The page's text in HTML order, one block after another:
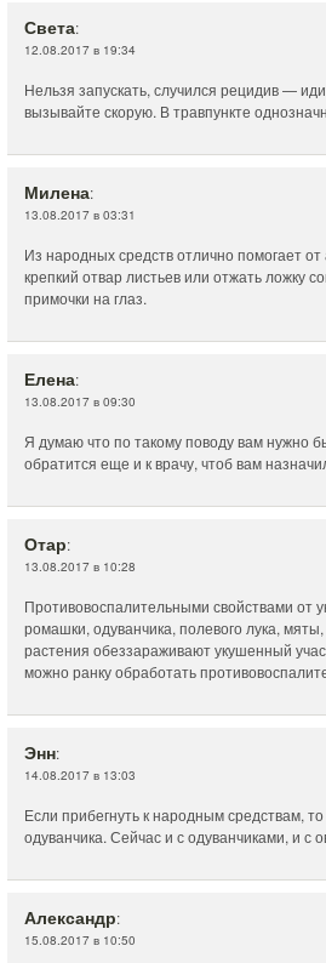
Света:
12.08.2017 в 19:34
Нельзя запускать, случился рецидив —
вызывайте скорую. В травпункте
Милена:
13.08.2017 в 03:31
Из народных средств отлично помогает
крепкий отвар листьев или отжать ложку
примочки на глаз.
Елена:
13.08.2017 в 09:30
Я думаю что по такому поводу вам нужно
обратится еще и к врачу, чтоб вам
Отар:
13.08.2017 в 10:28
Противовоспалительными свойствами от
ромашки, одуванчика, полевого лука,
растения обеззараживают укушенный
можно ранку обработать
Энн:
14.08.2017 в 13:03
Если прибегнуть к народным средствам,
одуванчика. Сейчас и с одуванчиками, и с
Александр:
15.08.2017 в 10:50